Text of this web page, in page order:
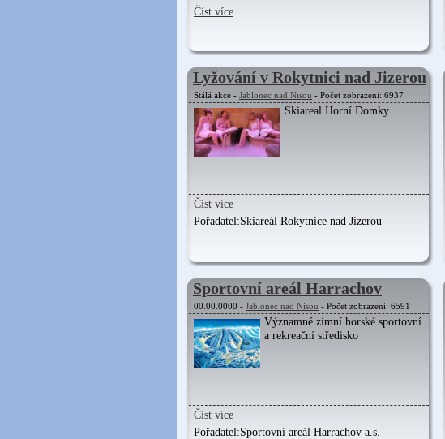
Číst více
Lyžování v Rokytnici nad Jizerou
Stálá akce - Jablonec nad Nisou - Počet zobrazení: 6937
Skiareal Horní Domky
Číst více
Pořadatel:Skiareál Rokytnice nad Jizerou
Sportovní areál Harrachov
00.00.0000 - Jablonec nad Nisou - Počet zobrazení: 6591
Významné zimní horské sportovní
a rekreační středisko
Číst více
Pořadatel:Sportovní areál Harrachov a.s.